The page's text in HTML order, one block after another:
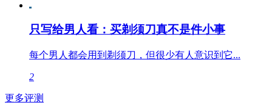
只写给男人看：买剃须刀真不是件小事
每个男人都会用到剃须刀，但很少有人意识到它...
2
更多评测